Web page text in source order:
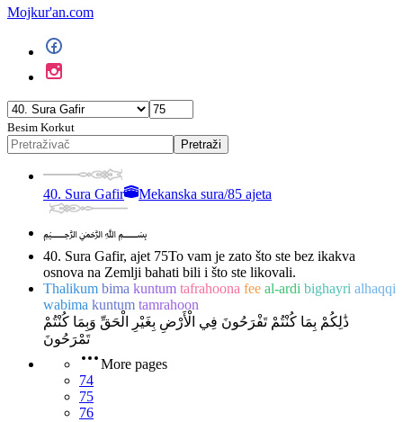
Mojkur'an.com
Besim Korkut
Pretraži
40. Sura Gafir Mekanska sura/85 ajeta
﷽
40. Sura Gafir, ajet 75To vam je zato što ste bez ikakva
osnova na Zemlji bahati bili i što ste likovali.
Thalikum bima kuntum tafrahoona fee al-ardi bighayri alhaqqi
wabima kuntum tamrahoon
ذَٰلِكُمْ بِمَا كُنْتُمْ تَفْرَحُونَ فِي الْأَرْضِ بِغَيْرِ الْحَقِّ وَبِمَا كُنْتُمْ
تَمْرَحُونَ
More pages
74
75
76